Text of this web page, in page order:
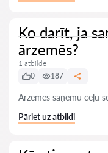
Ko darīt, ja
ārzemēs?
1 atbilde
0
187
Ārzemēs saņēmu ceļu
Pāriet uz atbildi